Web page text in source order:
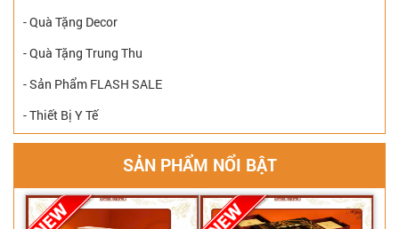
- Quà Tặng Decor
- Quà Tặng Trung Thu
- Sản Phẩm FLASH SALE
- Thiết Bị Y Tế
SẢN PHẨM NỔI BẬT